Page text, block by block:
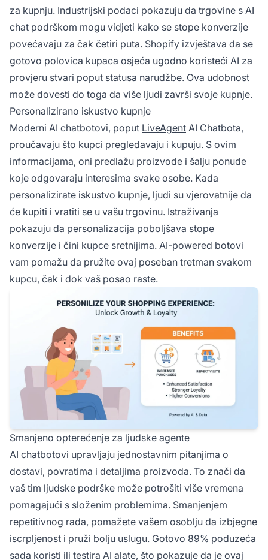
za kupnju. Industrijski podaci pokazuju da trgovine s AI
chat podrškom mogu vidjeti kako se stope konverzije
povećavaju za čak četiri puta. Shopify izvještava da se
gotovo polovica kupaca osjeća ugodno koristeći AI za
provjeru stvari poput statusa narudžbe. Ova udobnost
može dovesti do toga da više ljudi završi svoje kupnje.
Personalizirano iskustvo kupnje
Moderni AI chatbotovi, poput LiveAgent AI Chatbota,
proučavaju što kupci pregledavaju i kupuju. S ovim
informacijama, oni predlažu proizvode i šalju ponude
koje odgovaraju interesima svake osobe. Kada
personalizirate iskustvo kupnje, ljudi su vjerovatnije da
će kupiti i vratiti se u vašu trgovinu. Istraživanja
pokazuju da personalizacija poboljšava stope
konverzije i čini kupce sretnijima. AI-powered botovi
vam pomažu da pružite ovaj poseban tretman svakom
kupcu, čak i dok vaš posao raste.
Smanjeno opterećenje za ljudske agente
AI chatbotovi upravljaju jednostavnim pitanjima o
dostavi, povratima i detaljima proizvoda. To znači da
vaš tim ljudske podrške može potrošiti više vremena
pomagajući s složenim problemima. Smanjenjem
repetitivnog rada, pomažete vašem osoblju da izbjegne
iscrpljenost i pruži bolju uslugu. Gotovo 89% poduzeća
sada koristi ili testira AI alate, što pokazuje da je ovaj